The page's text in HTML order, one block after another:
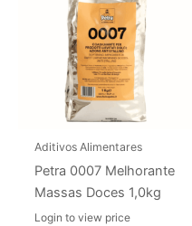
Aditivos Alimentares
Petra 0007 Melhorante
Massas Doces 1,0kg
Login to view price